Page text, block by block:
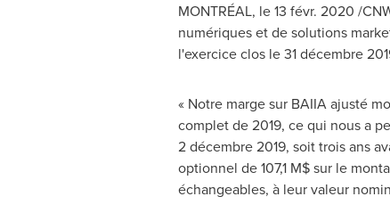
MONTRÉAL, le 13 févr. 2020 /
numériques et de solutions
l'exercice clos le 31 décembre
« Notre marge sur BAIIA ajusté
complet de 2019, ce qui nous a
2 décembre 2019, soit trois ans
optionnel de 107,1 M$ sur le
échangeables, à leur valeur